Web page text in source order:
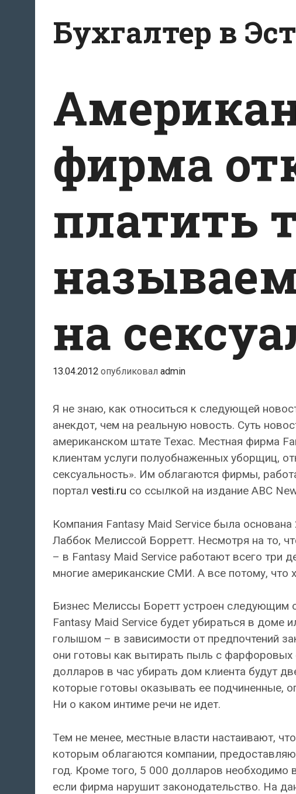
содержанию
Бухгалтер в
фирма
платить
на
13.04.2012 опубликовал admin
Я не знаю, как относиться к следующей
анекдот, чем на реальную новость. Суть
американском штате Техас. Местная фирма
клиентам услуги полуобнаженных уборщиц,
сексуальность». Им облагаются фирмы,
портал vesti.ru со ссылкой на издание ABC
Компания Fantasy Maid Service была
Лаббок Мелиссой Борретт. Несмотря на то,
– в Fantasy Maid Service работают всего три
многие американские СМИ. А все потому, что
Бизнес Мелиссы Боретт устроен следующим
Fantasy Maid Service будет убираться в доме
голышом – в зависимости от предпочтений
они готовы как вытирать пыль с фарфоровых
долларов в час убирать дом клиента будут
которые готовы оказывать ее подчиненные,
Ни о каком интиме речи не идет.
Тем не менее, местные власти настаивают,
которым облагаются компании,
год. Кроме того, 5 000 долларов необходимо
если фирма нарушит законодательство. На